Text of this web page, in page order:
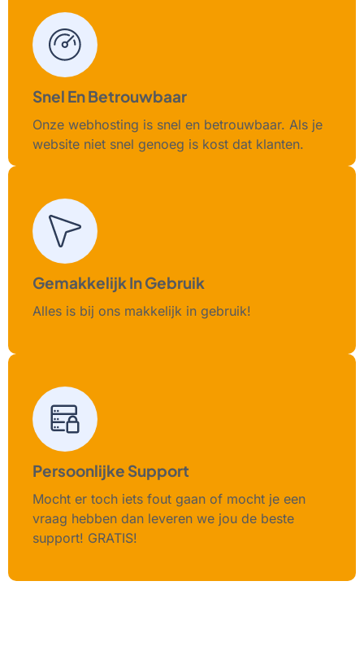
Snel En Betrouwbaar
Onze webhosting is snel en betrouwbaar. Als je
website niet snel genoeg is kost dat klanten.
Gemakkelijk In Gebruik
Alles is bij ons makkelijk in gebruik!
Persoonlijke Support
Mocht er toch iets fout gaan of mocht je een
vraag hebben dan leveren we jou de beste
support! GRATIS!